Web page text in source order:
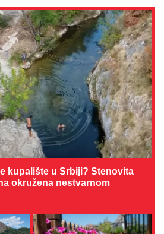
kupalište u Srbiji? Stenovita
okružena nestvarnom